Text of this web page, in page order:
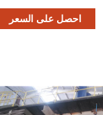
احصل على السعر